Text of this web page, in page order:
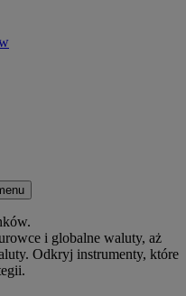
i globalne waluty, aż
Odkryj instrumenty, które